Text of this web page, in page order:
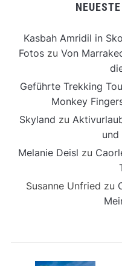
Kasbah Amridil in
Fotoszu Von
Geführte Trekking
Monkey
Skyland zu
und
Melanie Deisl zu
Susanne Unfried zu